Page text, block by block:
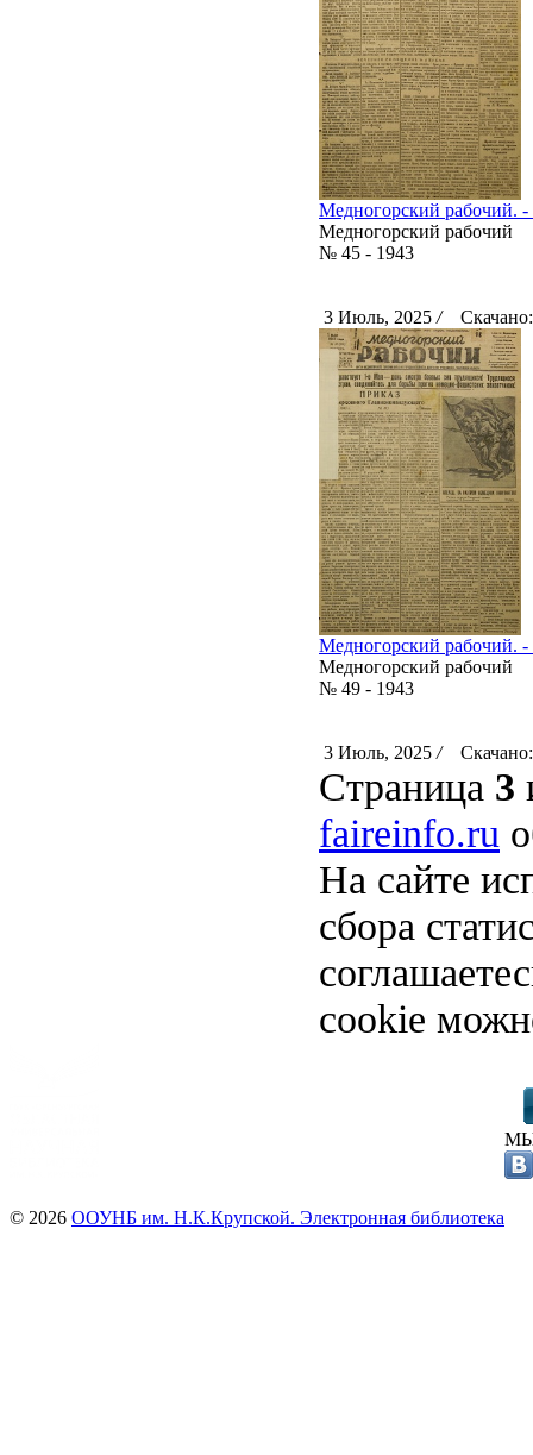
Медногорский рабочий.
Медногорский рабочий
№ 45 - 1943
3 Июль, 2025 /
Медногорский рабочий.
Медногорский рабочий
№ 49 - 1943
3 Июль, 2025 /
Страница 3
faireinfo.ru
На сайте
сбора
cookie
© 2026 ООУНБ им. Н.К.Крупской. Электронная библиотека